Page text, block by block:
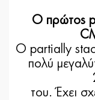
Ο πρώτος
Ο partially
πολύ
του. Έχει